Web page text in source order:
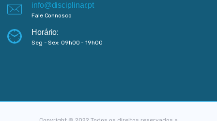
info@disciplinar.pt
Fale Connosco
Horário:
Seg - Sex: 09h00 - 19h00